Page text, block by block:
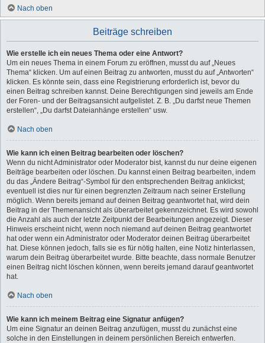
Nach oben
Beiträge schreiben
Wie erstelle ich ein neues Thema oder eine Antwort?
Um ein neues Thema in einem Forum zu eröffnen, musst du auf „Neues
Thema“ klicken. Um auf einen Beitrag zu antworten, musst du auf „Antworten“
klicken. Es könnte sein, dass eine Registrierung erforderlich ist, bevor du
einen Beitrag schreiben kannst. Deine Berechtigungen sind jeweils am Ende
der Foren- und der Beitragsansicht aufgelistet. Z. B. „Du darfst neue Themen
erstellen“, „Du darfst Dateianhänge erstellen“ usw.
Nach oben
Wie kann ich einen Beitrag bearbeiten oder löschen?
Wenn du nicht Administrator oder Moderator bist, kannst du nur deine eigenen
Beiträge bearbeiten oder löschen. Du kannst einen Beitrag bearbeiten, indem
du das „Ändere Beitrag“-Symbol für den entsprechenden Beitrag anklickst;
eventuell ist dies nur für einen begrenzten Zeitraum nach seiner Erstellung
möglich. Wenn bereits jemand auf deinen Beitrag geantwortet hat, wird dein
Beitrag in der Themenansicht als überarbeitet gekennzeichnet. Es wird sowohl
die Anzahl als auch der letzte Zeitpunkt der Bearbeitungen angezeigt. Dieser
Hinweis erscheint nicht, wenn noch niemand auf deinen Beitrag geantwortet
hat oder wenn ein Administrator oder Moderator deinen Beitrag überarbeitet
hat. Diese können jedoch, falls sie es für nötig halten, eine Notiz hinterlassen,
warum dein Beitrag überarbeitet wurde. Bitte beachte, dass normale Benutzer
einen Beitrag nicht löschen können, wenn bereits jemand darauf geantwortet
hat.
Nach oben
Wie kann ich meinem Beitrag eine Signatur anfügen?
Um eine Signatur an deinen Beitrag anzufügen, musst du zunächst eine
solche in den Einstellungen in deinem persönlichen Bereich entwerfen.